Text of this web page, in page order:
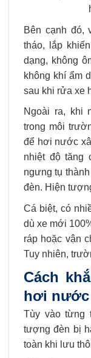
Bên cạnh đó,
tháo, lắp
dạng, không
không khí ẩm
sau khi rửa xe
Ngoài ra, khi
trong môi
để hơi nước
nhiệt độ tăng
ngưng tụ
đèn. Hiện
Cá biệt, có
dù xe mới
ráp hoặc vận
Tuy nhiên,
Cách
hơi nước
Tùy vào từng
tượng đèn bị
toàn khi lưu